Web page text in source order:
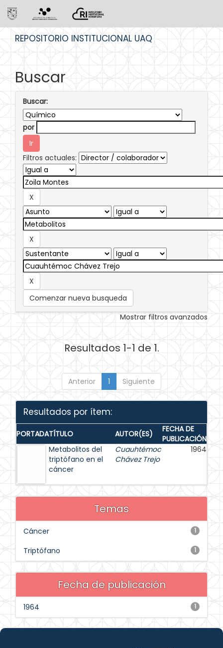
REPOSITORIO INSTITUCIONAL UAQ
Buscar
Buscar:
por
Filtros actuales:
Comenzar nueva busqueda
Mostrar filtros avanzados
Resultados 1-1 de 1.
Anterior 1 Siguiente
Resultados por ítem:
PORTADATÍTULO AUTOR(ES)
FECHA DE
PUBLICACIÓN
Metabolitos del
triptófano en el
cáncer
Cuauhtémoc
Chávez Trejo
1964
Temas
1
Cáncer
1
Triptófano
Fecha de publicación
1
1964